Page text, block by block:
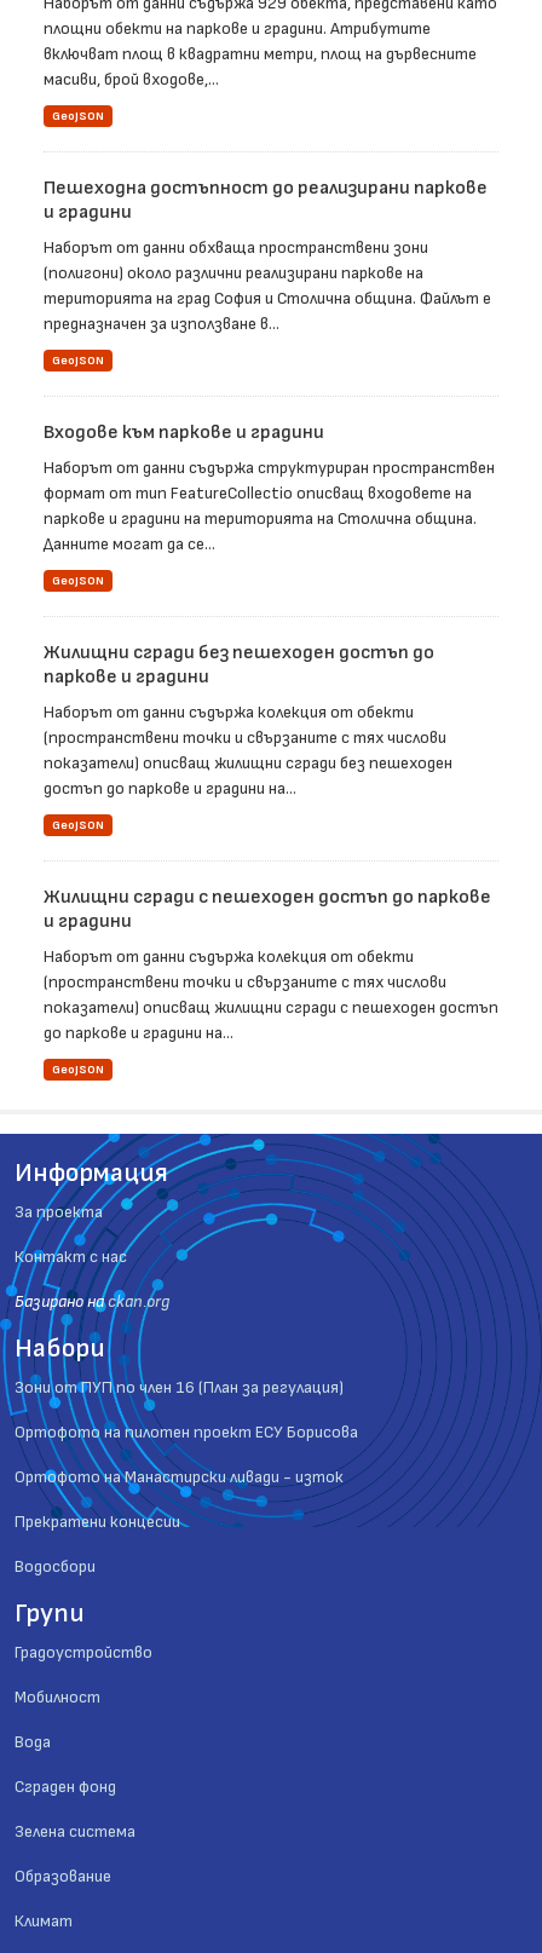
площни обекти на паркове и градини. Атрибутите
включват площ в квадратни метри, площ на дървесните
масиви, брой входове,...
GeoJSON
Пешеходна достъпност до реализирани паркове
и градини
Наборът от данни обхваща пространствени зони
(полигони) около различни реализирани паркове на
територията на град София и Столична община. Файлът е
предназначен за използване в...
GeoJSON
Входове към паркове и градини
Наборът от данни съдържа структуриран пространствен
формат от тип FeatureCollectio описващ входовете на
паркове и градини на територията на Столична община.
Данните могат да се...
GeoJSON
Жилищни сгради без пешеходен достъп до
паркове и градини
Наборът от данни съдържа колекция от обекти
(пространствени точки и свързаните с тях числови
показатели) описващ жилищни сгради без пешеходен
достъп до паркове и градини на...
GeoJSON
Жилищни сгради с пешеходен достъп до паркове
и градини
Наборът от данни съдържа колекция от обекти
(пространствени точки и свързаните с тях числови
показатели) описващ жилищни сгради с пешеходен достъп
до паркове и градини на...
GeoJSON
Информация
За проекта
Контакт с нас
Базиранo наckan.org
Набори
Зони от ПУП по член 16 (План за регулация)
Ортофото на пилотен проект ЕСУ Борисова
Ортофото на Манастирски ливади - изток
Прекратени концесии
Водосбори
Групи
Градоустройство
Мобилност
Вода
Сграден фонд
Зелена система
Образование
Климат